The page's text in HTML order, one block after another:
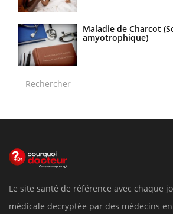
Maladie de Charcot
amyotrophique)
Le site santé de référence avec chaque
médicale decryptée par des médecins